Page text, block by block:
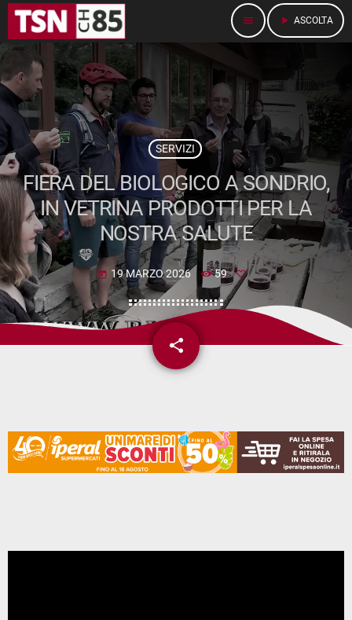
menu play_arrow ASCOLTA
SERVIZI
FIERA DEL BIOLOGICO A SONDRIO,
IN VETRINA PRODOTTI PER LA
NOSTRA SALUTE
today 19 MARZO 2026 59
share
email